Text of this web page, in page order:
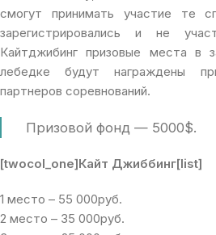
смогут принимать участие те
зарегистрировались и не
Кайтджибинг призовые места в
лебедке будут награждены
партнеров соревнований.
Призовой фонд — 5000$.
[twocol_one]Кайт Джиббинг[list]
1 место – 55 000руб.
2 место – 35 000руб.